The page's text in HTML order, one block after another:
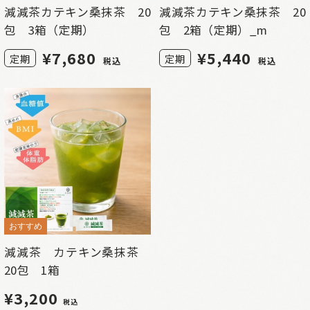
減減茶カテキン桑抹茶 20
包 3箱（定期）
定期 ¥7,680 税込
減減茶カテキン桑抹茶 20
包 2箱（定期）_m
定期 ¥5,440 税込
おすすめ
減減茶 カテキン桑抹茶
20包 1箱
¥3,200 税込